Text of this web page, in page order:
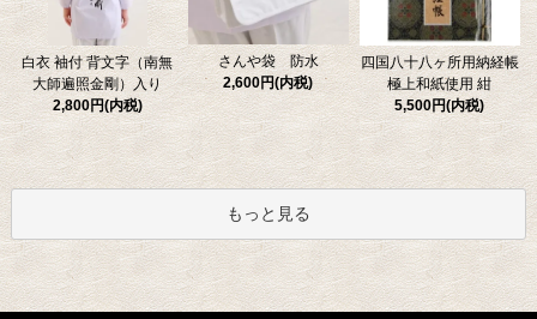
白衣 袖付 背文字（南無
大師遍照金剛）入り
2,800円(内税)
さんや袋 防水
2,600円(内税)
四国八十八ヶ所用納経帳
極上和紙使用 紺
5,500円(内税)
もっと見る